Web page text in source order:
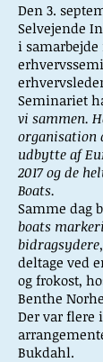
Den 3.
Selvejende
i samarbejde
Seminariet
vi sammen.
organisation
udbytte af
2017 og de
Boats.
Samme dag
boats
bidragsydere,
deltage ved
og frokost,
Benthe
Der var flere
Bukdahl.